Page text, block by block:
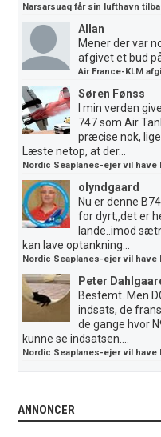
Narsarsuaq får sin lufthavn
Allan
Mener der var
afgivet et bud
Air France-KLM
Søren Fønss
I min verden
747 som Air
præcise nok,
Læste netop, at der...
Nordic Seaplanes-ejer vil
olyndgaard
Nu er denne
for dyrt,,det er
lande..imod
kan lave optankning...
Nordic Seaplanes-ejer vil
Peter
Bestemt. Men
indsats, de
de gange hvor
kunne se indsatsen....
Nordic Seaplanes-ejer vil
ANNONCER